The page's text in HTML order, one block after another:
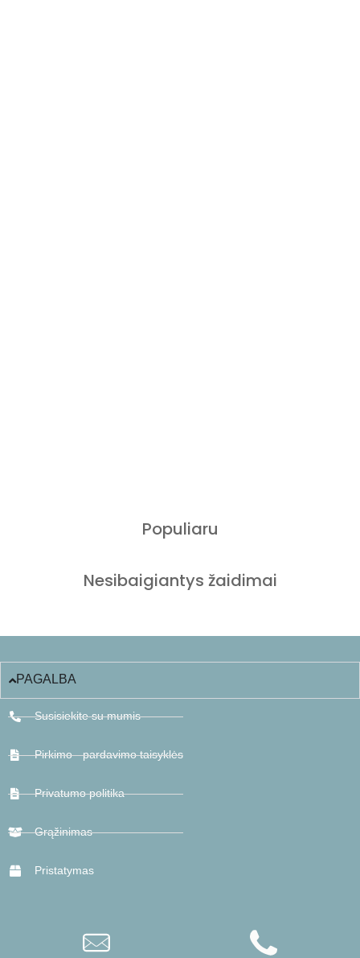
Populiaru
Nesibaigiantys žaidimai
PAGALBA
Susisiekite su mumis
Pirkimo - pardavimo taisyklės
Privatumo politika
Grąžinimas
Pristatymas